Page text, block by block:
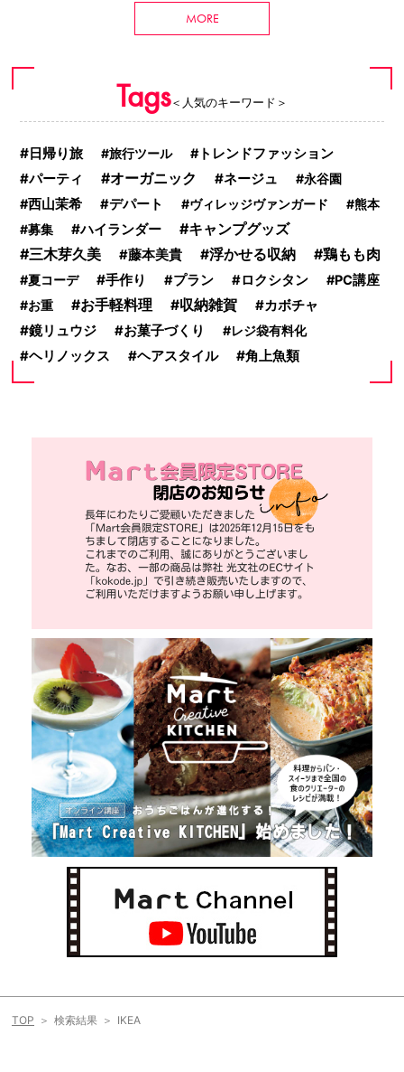
MORE
Tags＜人気のキーワード＞
日帰り旅 旅行ツール
トレンドファッション
パーティ
オーガニック ネージュ 永谷園
西山茉希 デパート ヴィレッジヴァンガード
熊本
募集
ハイランダー
キャンプグッズ
三木芽久美
藤本美貴 浮かせる収納 鶏もも肉
夏コーデ 手作り プラン ロクシタン PC講座
お重 お手軽料理 収納雑賀
カボチャ
鏡リュウジ
お菓子づくり レジ袋有料化
ヘリノックス ヘアスタイル 角上魚類
TOP 検索結果 IKEA